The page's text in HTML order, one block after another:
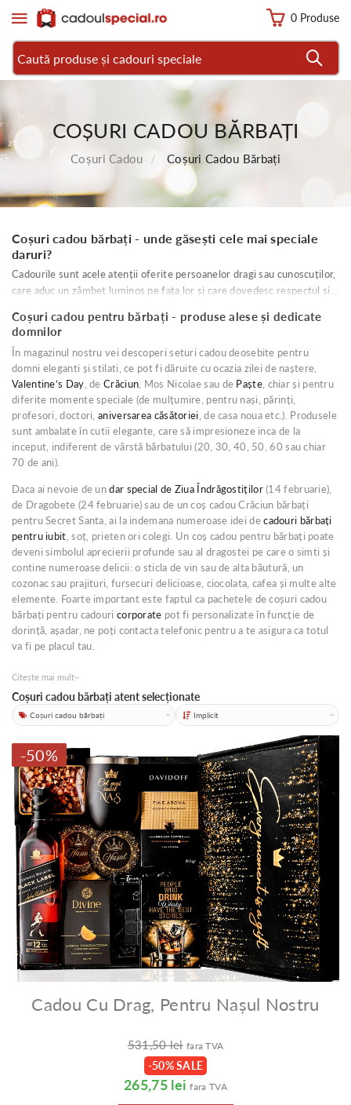
0 Produse
COȘURI CADOU BĂRBAȚI
Coșuri Cadou Coșuri Cadou Bărbați
Coșuri cadou bărbați - unde găsești cele mai speciale
daruri?
Cadourile sunt acele atenții oferite persoanelor dragi sau cunoscuților,
care aduc un zâmbet luminos pe fața lor și care dovedesc respectul și
când vine vorba despre bărbați, mult mai greu de multumit uneori
oferta extrem de bogata pentru el, bărbatul din viața ta, dar și pentru
sef, prieten, tata,bunic sau frate.
Coșuri cadou pentru bărbați - produse alese și dedicate
domnilor
În magazinul nostru vei descoperi seturi cadou deosebite pentru
domni eleganti și stilati, ce pot fi dăruite cu ocazia zilei de naștere,
Valentine’s Day, deCrăciun, Mos Nicolae sau de Paște, chiar și pentru
diferite momente speciale (de mulțumire, pentru nași, părinți,
profesori, doctori,aniversarea căsătoriei, de casa noua etc.). Produsele
sunt ambalate în cutii elegante, care să impresioneze inca de la
inceput, indiferent de vârstă bărbatului (20, 30, 40, 50, 60 sau chiar
70 de ani).
Daca ai nevoie de undar special de Ziua Îndrăgostiților(14 februarie),
de Dragobete (24 februarie) sau de un coș cadou Crăciun bărbați
pentru Secret Santa, ai la indemana numeroase idei decadouri bărbați
pentru iubit, soț, prieten ori colegi. Un coș cadou pentru bărbați poate
deveni simbolul aprecierii profunde sau al dragostei pe care o simti și
contine numeroase delicii: o sticla de vin sau de alta băutură, un
cozonac sau prajituri, fursecuri delicioase, ciocolata, cafea și multe alte
elemente. Foarte important este faptul ca pachetele de coșuri cadou
bărbați pentru cadouri corporate pot fi personalizate în funcție de
dorință, așadar, ne poți contacta telefonic pentru a te asigura ca totul
va fi pe placul tau.
Citește mai mult
Coșuri cadou bărbați atent selecționate
Categorii Sortare
-50%
Cadou Cu Drag, Pentru Nașul Nostru
531,50 lei fara TVA
-50% SALE
265,75 lei fara TVA